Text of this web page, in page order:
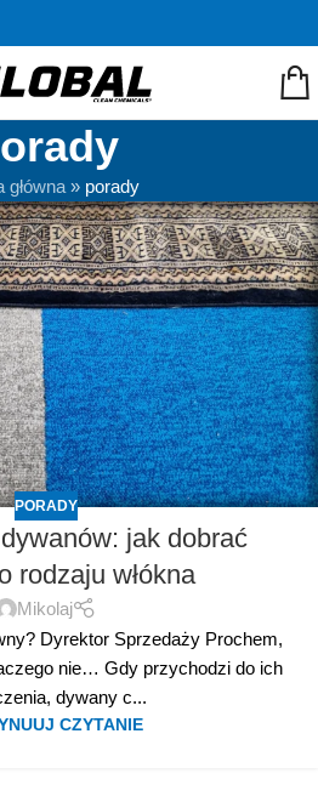
główna » porady
PORADY
jak dobrać
rodzaju włókna
Mikolaj
Dyrektor Sprzedaży Prochem,
nie… Gdy przychodzi do ich
dywany c...
CZYTANIE